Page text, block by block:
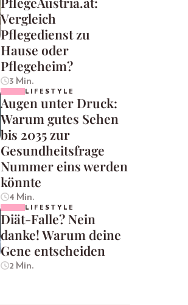
Vergleich
Pflegedienst zu
Hause oder
Pflegeheim?
3 Min.
LIFESTYLE
Augen unter Druck:
Warum gutes Sehen
bis 2035 zur
Gesundheitsfrage
Nummer eins werden
könnte
4 Min.
LIFESTYLE
Diät-Falle? Nein
danke! Warum deine
Gene entscheiden
2 Min.